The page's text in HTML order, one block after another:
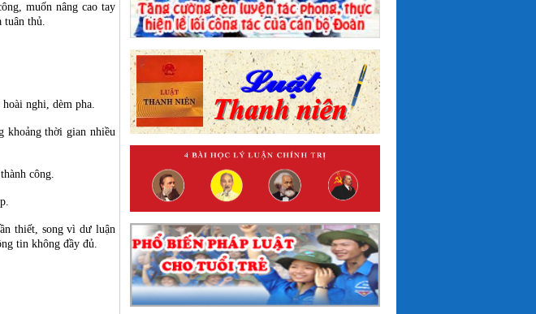
muốn nâng cao tay
tuân thủ.
nghi, dèm pha.
khoảng thời gian nhiều
công.
thiết, song vì dư luận
tin không đầy đủ.